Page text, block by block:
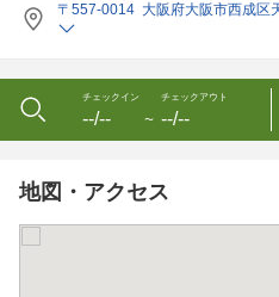
〒557-0014 大阪府大阪市西成
チェックイン
--/-- 〜
チェックアウト
--/--
地図・アクセス